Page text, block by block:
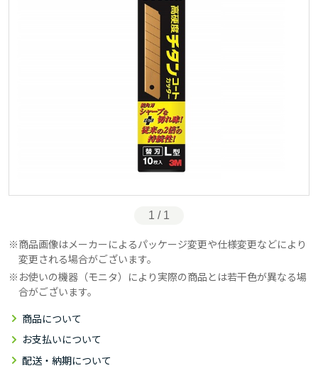
1 / 1
商品画像はメーカーによるパッケージ変更や仕様変更などにより
変更される場合がございます。
お使いの機器（モニタ）により実際の商品とは若干色が異なる場
合がございます。
商品について
お支払いについて
配送・納期について